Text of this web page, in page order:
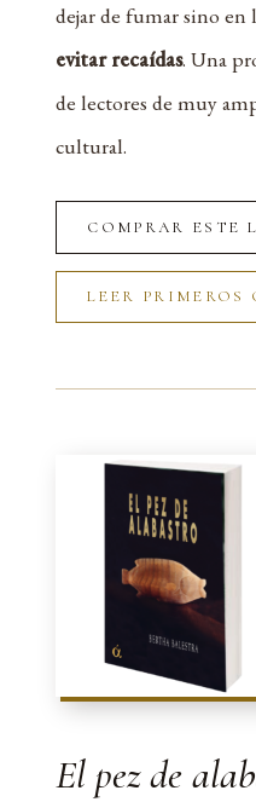
dejar de fumar sino
evitar recaídas. Una
de lectores de muy
cultural.
COMPRAR ESTE
LEER PRIMEROS
El pez de